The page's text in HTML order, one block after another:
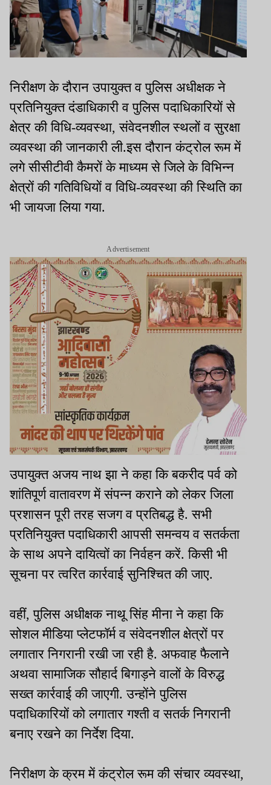
निरीक्षण के दौरान उपायुक्त व पुलिस अधीक्षक ने
प्रतिनियुक्त दंडाधिकारी व पुलिस पदाधिकारियों से
क्षेत्र की विधि-व्यवस्था, संवेदनशील स्थलों व सुरक्षा
व्यवस्था की जानकारी ली.इस दौरान कंट्रोल रूम में
लगे सीसीटीवी कैमरों के माध्यम से जिले के विभिन्न
क्षेत्रों की गतिविधियों व विधि-व्यवस्था की स्थिति का
भी जायजा लिया गया.
Advertisement
उपायुक्त अजय नाथ झा ने कहा कि बकरीद पर्व को
शांतिपूर्ण वातावरण में संपन्न कराने को लेकर जिला
प्रशासन पूरी तरह सजग व प्रतिबद्ध है. सभी
प्रतिनियुक्त पदाधिकारी आपसी समन्वय व सतर्कता
के साथ अपने दायित्वों का निर्वहन करें. किसी भी
सूचना पर त्वरित कार्रवाई सुनिश्चित की जाए.
वहीं, पुलिस अधीक्षक नाथू सिंह मीना ने कहा कि
सोशल मीडिया प्लेटफॉर्म व संवेदनशील क्षेत्रों पर
लगातार निगरानी रखी जा रही है. अफवाह फैलाने
अथवा सामाजिक सौहार्द बिगाड़ने वालों के विरुद्ध
सख्त कार्रवाई की जाएगी. उन्होंने पुलिस
पदाधिकारियों को लगातार गश्ती व सतर्क निगरानी
बनाए रखने का निर्देश दिया.
निरीक्षण के क्रम में कंट्रोल रूम की संचार व्यवस्था,